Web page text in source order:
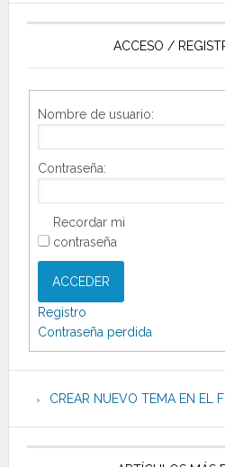
ACCESO /
Nombre de usuario:
Contraseña:
Recordar mi
contraseña
ACCEDER
Registro
Contraseña perdida
CREAR NUEVO TEMA EN EL